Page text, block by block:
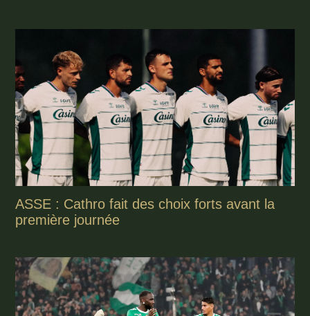
ASSE : Cathro fait des choix forts avant la
première journée